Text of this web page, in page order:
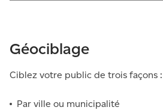
Géociblage
Ciblez votre public de trois façons :
Par ville ou municipalité